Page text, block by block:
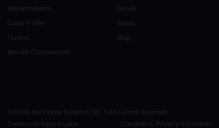
Appartamenti
Case e Ville
Terreni
Attività Commerciali
Servizi
Storia
Blog
©2026 Ital Home Network Srl. Tutti i Diritti Riservati.
Creato da Future Labs
Condizioni, Privacy e Cookies